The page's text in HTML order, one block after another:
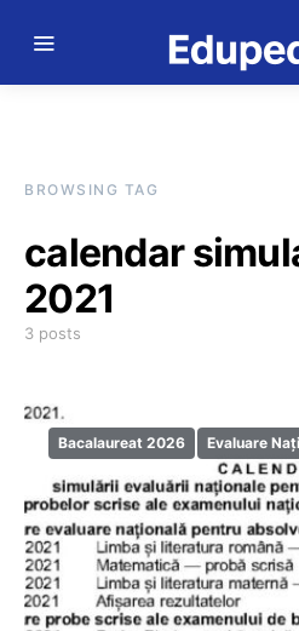
BROWSING TAG
calendar
2021
3 posts
Bacalaureat 2026 Evaluare